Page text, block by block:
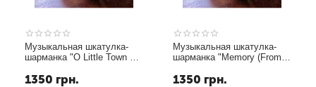
Музыкальная шкатулка-
шарманка "O Little Town Of
1350 грн.
Музыкальная шкатулка-
шарманка "Memory (From
1350 грн.